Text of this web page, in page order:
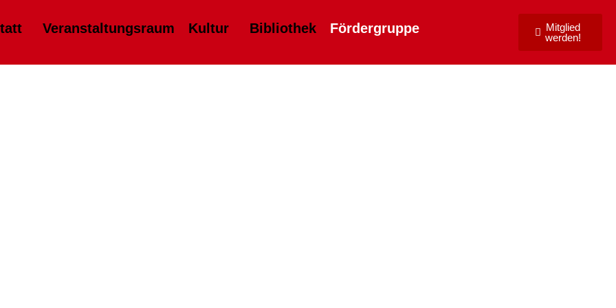
Veranstaltungsraum Kultur Bibliothek Fördergruppe
Mitglied
werden!